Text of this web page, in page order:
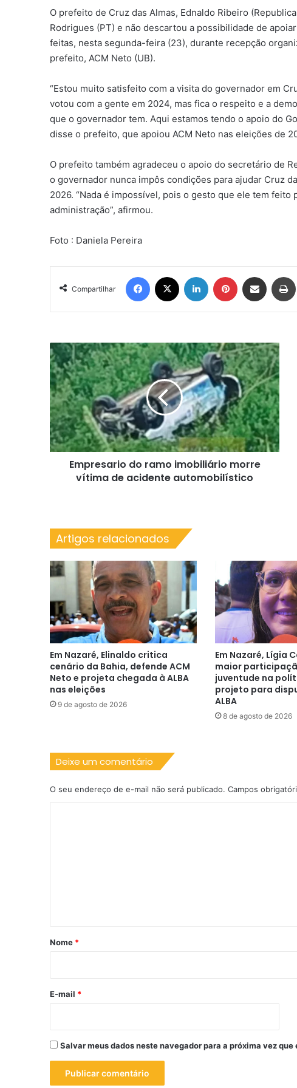
O prefeito de Cruz das Almas, Ednaldo Ribeiro
Rodrigues (PT) e não descartou a possibilidade de
feitas, nesta segunda-feira (23), durante recepção
prefeito, ACM Neto (UB).
“Estou muito satisfeito com a visita do governador em
votou com a gente em 2024, mas fica o respeito e a
que o governador tem. Aqui estamos tendo o apoio do
disse o prefeito, que apoiou ACM Neto nas eleições de
O prefeito também agradeceu o apoio do secretário de
o governador nunca impôs condições para ajudar Cruz
2026. “Nada é impossível, pois o gesto que ele tem feito
administração”, afirmou.
Foto : Daniela Pereira
Compartilhar
Facebook Linkedin Pinterest Compartilhar via e-mail
Empresario
do
ramo
imobiliário
morre
vítima
de
acidente
automobilístico
Empresario do ramo imobiliário morre
vítima de acidente automobilístico
Artigos relacionados
Em Nazaré, Elinaldo critica
cenário da Bahia, defende ACM
Neto e projeta chegada à ALBA
nas eleições
9 de agosto de 2026
Em Nazaré, Lígia
maior
juventude na
projeto para
ALBA
8 de agosto de 2026
Deixe um comentário
O seu endereço de e-mail não será publicado. Campos
r
*
Nome *
E-mail *
Salvar meus dados neste navegador para a próxima vez que